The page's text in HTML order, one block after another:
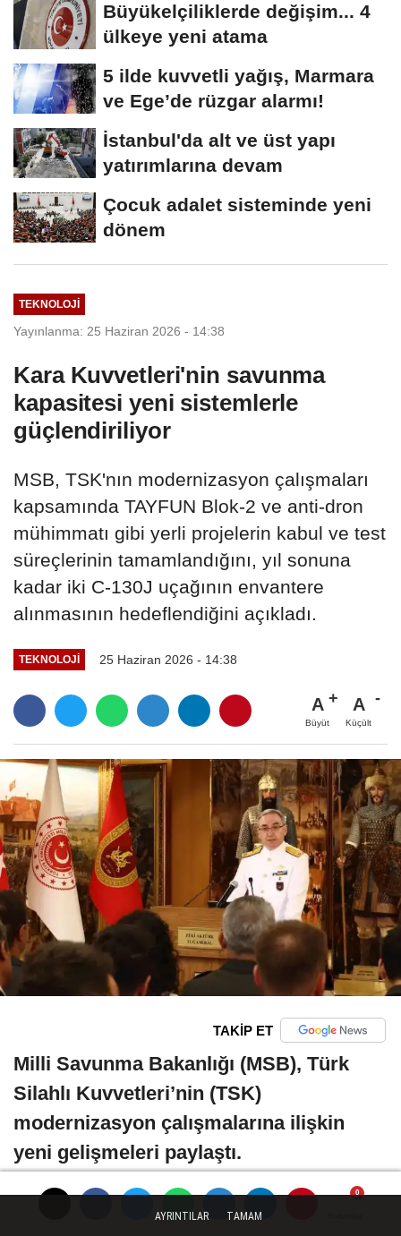
Büyükelçiliklerde değişim... 4
ülkeye yeni atama
5 ilde kuvvetli yağış, Marmara
ve Ege’de rüzgar alarmı!
İstanbul'da alt ve üst yapı
yatırımlarına devam
Çocuk adalet sisteminde yeni
dönem
TEKNOLOJI
Yayınlanma: 25 Haziran 2026 - 14:38
Kara Kuvvetleri'nin savunma
kapasitesi yeni sistemlerle
güçlendiriliyor
MSB, TSK'nın modernizasyon çalışmaları
kapsamında TAYFUN Blok-2 ve anti-dron
mühimmatı gibi yerli projelerin kabul ve test
süreçlerinin tamamlandığını, yıl sonuna
kadar iki C-130J uçağının envantere
alınmasının hedeflendiğini açıkladı.
TEKNOLOJI 25 Haziran 2026 - 14:38
A
Büyüt
A
Küçült
TAKİP ET
Milli Savunma Bakanlığı (MSB), Türk
Silahlı Kuvvetleri’nin (TSK)
modernizasyon çalışmalarına ilişkin
yeni gelişmeleri paylaştı.
Kara Kuvvetleri Komutanlığı’nda
gerçekleştirilen Haftalık Basın Bilgilendirme
AYRINTILAR TAMAM